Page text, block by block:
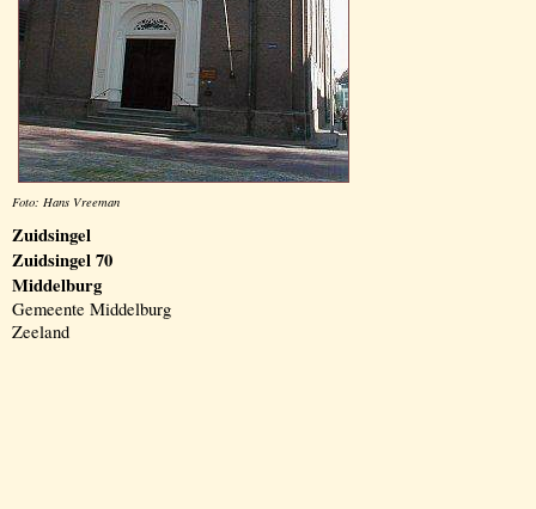
Foto: Hans Vreeman
Zuidsingel
Zuidsingel 70
Middelburg
Gemeente Middelburg
Zeeland